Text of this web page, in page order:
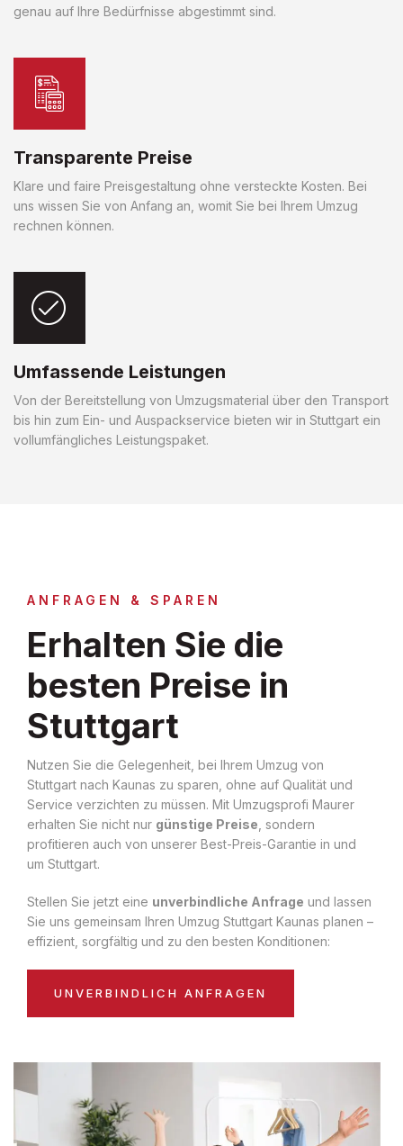
genau auf Ihre Bedürfnisse abgestimmt sind.
Transparente Preise
Klare und faire Preisgestaltung ohne versteckte Kosten. Bei
uns wissen Sie von Anfang an, womit Sie bei Ihrem Umzug
rechnen können.
Umfassende Leistungen
Von der Bereitstellung von Umzugsmaterial über den Transport
bis hin zum Ein- und Auspackservice bieten wir in Stuttgart ein
vollumfängliches Leistungspaket.
ANFRAGEN & SPAREN
Erhalten Sie die
besten Preise in
Stuttgart
Nutzen Sie die Gelegenheit, bei Ihrem Umzug von
Stuttgart nach Kaunas zu sparen, ohne auf Qualität und
Service verzichten zu müssen. Mit Umzugsprofi Maurer
erhalten Sie nicht nur günstige Preise , sondern
profitieren auch von unserer Best-Preis-Garantie in und
um Stuttgart.
Stellen Sie jetzt eine unverbindliche Anfrage und lassen
Sie uns gemeinsam Ihren Umzug Stuttgart Kaunas planen –
effizient, sorgfältig und zu den besten Konditionen:
UNVERBINDLICH ANFRAGEN